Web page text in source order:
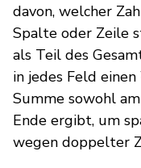
davon, welcher
Spalte oder Zeile
als Teil des
in jedes Feld
Summe sowohl
Ende ergibt, um
wegen doppelter